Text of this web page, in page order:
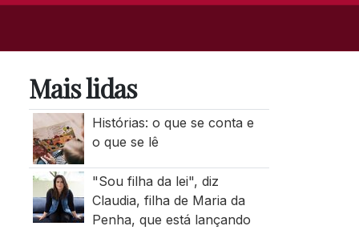
Mais lidas
Histórias: o que se conta e
o que se lê
"Sou filha da lei", diz
Claudia, filha de Maria da
Penha, que está lançando